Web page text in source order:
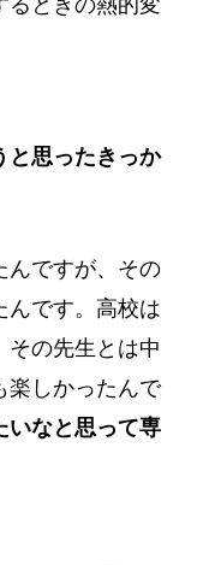
るときの熱的変
と思ったきっか
んですが、その
んです。高校は
その先生とは中
楽しかったんで
いなと思って専